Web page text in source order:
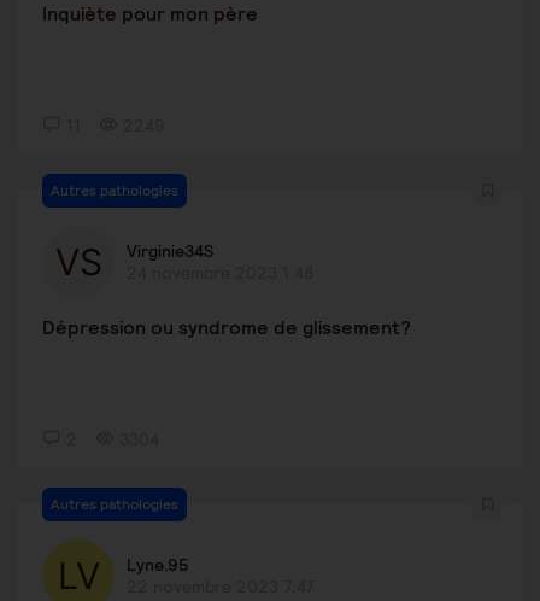
Inquiète pour mon père
Autres pathologies
Virginie34S
Dépression ou syndrome de glissement?
Autres pathologies
Lyne.95